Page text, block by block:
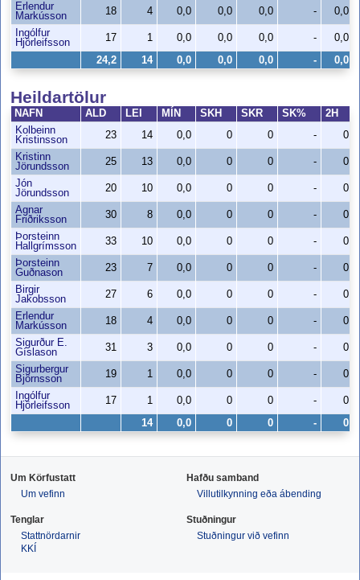
Heildartölur
NAFN ALD LEI MÍN SKH SKR SK% 2H
Kolbeinn
Kristinsson
23 14 0,0 0 0 -
0
Kristinn
Jörundsson
25 13 0,0 0 0 -
0
Jón
Jörundsson
20 10 0,0 0 0 -
0
Agnar
Friðriksson
30 8 0,0 0 0 -
0
Þorsteinn
Hallgrímsson
33 10 0,0 0 0 -
0
Þorsteinn
Guðnason
23 7 0,0 0 0 -
0
Birgir
Jakobsson
27 6 0,0 0 0 -
0
Erlendur
Markússon
18 4 0,0 0 0 -
0
Sigurður E.
Gíslason
31 3 0,0 0 0 -
0
Sigurbergur
Björnsson
19 1 0,0 0 0 -
0
Ingólfur
Hjörleifsson
17 1 0,0 0 0 - 0
14 0,0 0 0 - 0
Erlendur
Markússon
18 4 0,0 0,0 0,0 -
0,0
Ingólfur
Hjörleifsson
17 1 0,0 0,0 0,0 - 0,0
24,2 14 0,0 0,0 0,0 - 0,0
Um Körfustatt
Um vefinn
Hafðu samband
Villutilkynning eða ábending
Tenglar
Stattnördarnir
KKÍ
Stuðningur
Stuðningur við vefinn